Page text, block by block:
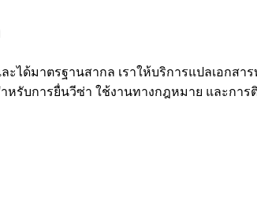
ได้มาตรฐานสากล เราให้บริการแปลเอกส
บการยื่นวีซ่า ใช้งานทางกฎหมาย และการ